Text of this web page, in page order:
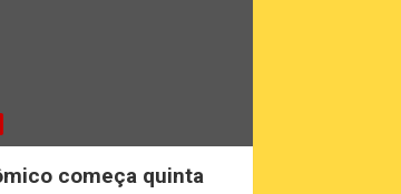
começa quinta